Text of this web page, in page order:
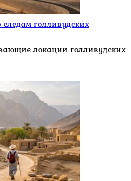
голливудских
локации голливудских